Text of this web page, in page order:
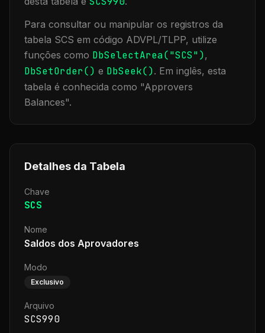
Para consultar ou manipular os registros da
tabela SCS em código ADVPL/TLPP, utilize
funções como DbSelectArea("SCS"),
DbSetOrder() e DbSeek(). Em inglês, esta
tabela é conhecida como "Approvers
Balances".
Detalhes da Tabela
Chave
SCS
Nome
Saldos dos Aprovadores
Modo
Exclusivo
Arquivo
SCS990